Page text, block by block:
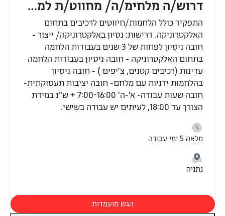
דרוש/ה מלחימ/ה/ מחווט/ת למפעל מוביל באיזור נתניה
התפקיד כולל הלחמות/חיווטים לרכיבים בתחום
האלקטרוניקה. דרישות: נסיון באלקטרוניקה/ ייצור -
חובה ניסיון לפחות של 3 שנים בעבודות הלחמה
בתחום האלקטרוניקה - חובה ניסיון בעבודות הלחמה
עדינות (רכיבים קטנים, צ'יפים ) - חובה ניסיון
בהלחמות ידניות עם מלחם- חובה יציבות תעסוקתית-
חובה שעות עבודה- א'-ה' 7:00-16:00 + ש"נ במידת
הצורך עד 18:00, לעיתים יש עבודה בשישי.
מלאה 5 ימי עבודה
נתניה
הגש מועמדות